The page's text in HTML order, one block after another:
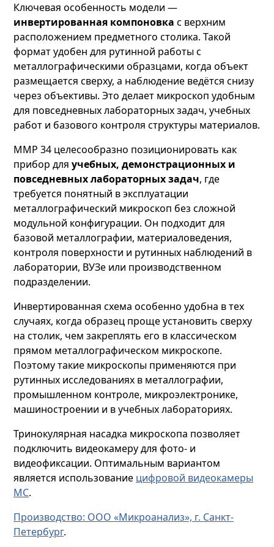
Ключевая особенность модели —
инвертированная компоновка с верхним
расположением предметного столика. Такой
формат удобен для рутинной работы с
металлографическими образцами, когда объект
размещается сверху, а наблюдение ведётся снизу
через объективы. Это делает микроскоп удобным
для повседневных лабораторных задач, учебных
работ и базового контроля структуры материалов.
ММР 34 целесообразно позиционировать как
прибор для учебных, демонстрационных и
повседневных лабораторных задач, где
требуется понятный в эксплуатации
металлографический микроскоп без сложной
модульной конфигурации. Он подходит для
базовой металлографии, материаловедения,
контроля поверхности и рутинных наблюдений в
лаборатории, ВУЗе или производственном
подразделении.
Инвертированная схема особенно удобна в тех
случаях, когда образец проще установить сверху
на столик, чем закреплять его в классическом
прямом металлографическом микроскопе.
Поэтому такие микроскопы применяются при
рутинных исследованиях в металлографии,
промышленном контроле, микроэлектронике,
машиностроении и в учебных лабораториях.
Тринокулярная насадка микроскопа позволяет
подключить видеокамеру для фото- и
видеофиксации. Оптимальным вариантом
является использование цифровой видеокамеры
МС.
Производство: ООО «Микроанализ», г. Санкт-
Петербург.